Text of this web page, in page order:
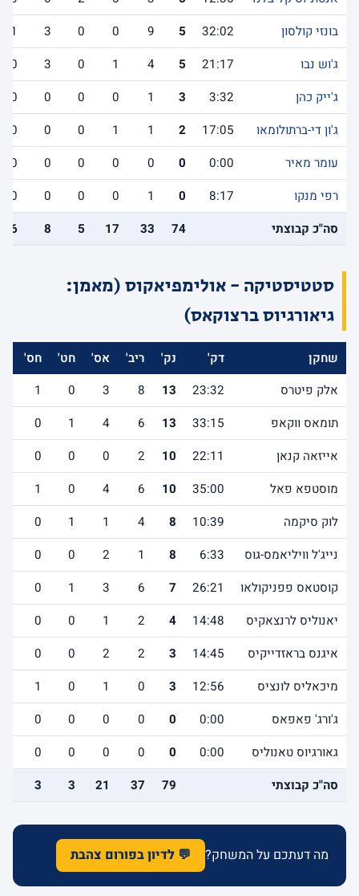
בונזי קולסון
32:02
5
9
0
0
3
1
ג'וש נבו
21:17
5
4
1
0
3
0
ג'ייק כהן
3:32
3
1
0
0
0
0
ג'ון די-ברתולומאו
17:05
2
1
1
0
0
0
עומר מאיר
0:00
0
0
0
0
0
0
רפי מנקו
8:17
0
1
0
0
0
0
סה"כ קבוצתי
74
33
17
5
8
6
סטטיסטיקה - אולימפיאקוס (מאמן:
גיאורגיוס ברצוקאס)
שחקן דק' נק' ריב' אס' חט' חס'
אלק פיטרס
23:32
13
8
3
0
1
תומאס ווקאפ
33:15
13
6
4
1
0
אייזאה קנאן
22:11
10
2
0
0
0
מוסטפא פאל
35:00
10
6
4
0
1
לוק סיקמה
10:39
8
4
1
1
0
נייג'ל וויליאמס-גוס
6:33
8
1
2
0
0
קוסטאס פפניקולאו
26:21
7
6
3
1
0
יאנוליס לרנצאקיס
14:48
4
2
1
0
0
איגנס בראזדייקיס
14:45
3
2
2
0
0
מיכאליס לונציס
12:56
3
0
1
0
1
ג'ורג' פאפאס
0:00
0
0
0
0
0
גאורגיוס טאנוליס
0:00
0
0
0
0
0
סה"כ קבוצתי
79
37
21
3
3
מה דעתכם על המשחק? 💬 לדיון בפורום צהבת